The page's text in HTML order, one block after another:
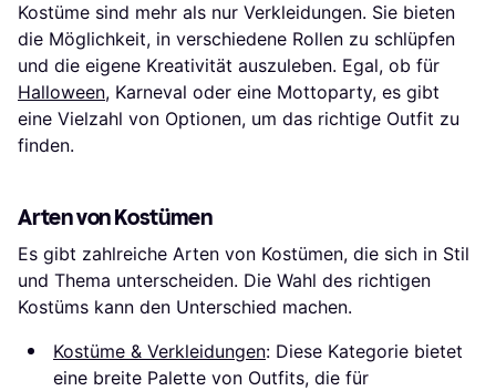
Kostüme sind mehr als nur Verkleidungen. Sie bieten
die Möglichkeit, in verschiedene Rollen zu schlüpfen
und die eigene Kreativität auszuleben. Egal, ob für
Halloween, Karneval oder eine Mottoparty, es gibt
eine Vielzahl von Optionen, um das richtige Outfit zu
finden.
Arten von Kostümen
Es gibt zahlreiche Arten von Kostümen, die sich in Stil
und Thema unterscheiden. Die Wahl des richtigen
Kostüms kann den Unterschied machen.
Kostüme & Verkleidungen: Diese Kategorie bietet
eine breite Palette von Outfits, die für